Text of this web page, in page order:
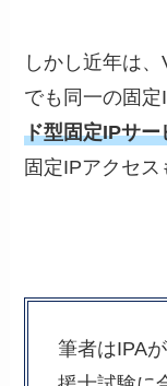
しかし近年は
でも同一の固
ド型固定IPサー
固定IPアクセス
筆者はIPA